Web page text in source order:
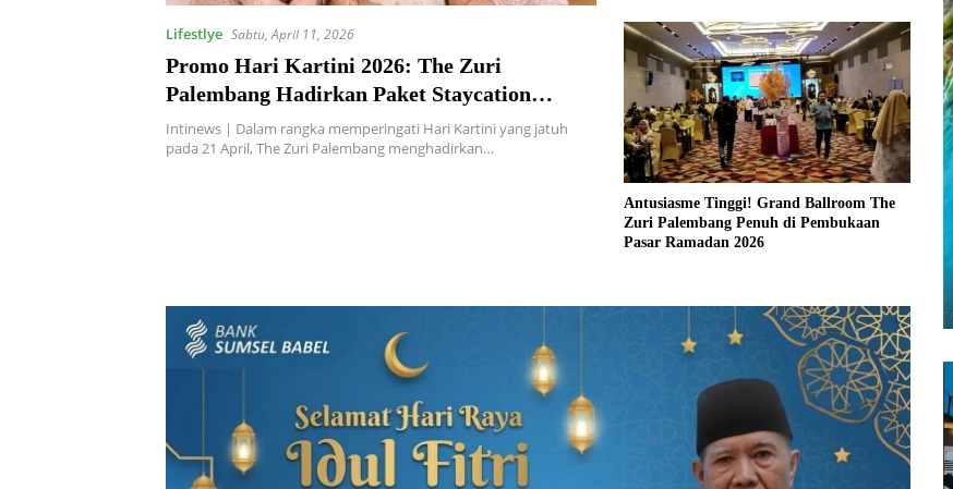
Lifestlye Sabtu, April 11, 2026
Promo Hari Kartini 2026: The Zuri
Palembang Hadirkan Paket Staycation
“Kartation” Mulai Rp700 Ribuan
Intinews | Dalam rangka memperingati Hari Kartini yang jatuh
pada 21 April, The Zuri Palembang menghadirkan…
Antusiasme Tinggi! Grand Ballroom The
Zuri Palembang Penuh di Pembukaan
Pasar Ramadan 2026